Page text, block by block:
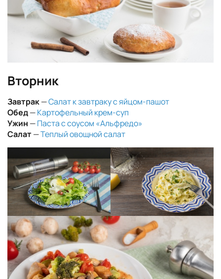
Вторник
Завтрак—Салат к завтраку с яйцом-пашот
Обед—Картофельный крем-суп
Ужин —Паста с соусом «Альфредо»
Салат—Теплый овощной салат